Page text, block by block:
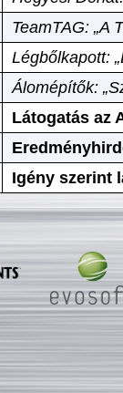
TeamTAG: „A
Légbőlkapott:
Álomépítők:
Látogatás az
Igény szerint